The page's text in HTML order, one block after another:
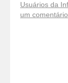
Usuários da
um comentário